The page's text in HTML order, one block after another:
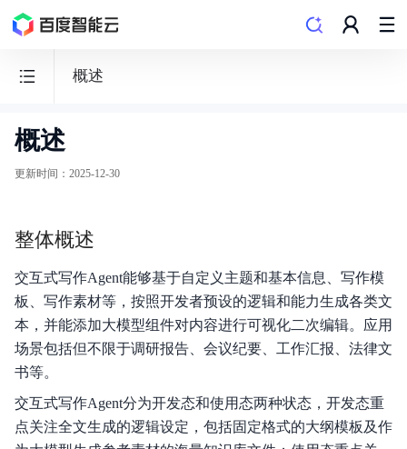
概述
百
度
·
模
型
服
务
及
Agent
开
概述
更新时间 ： 2025-12-30
整体概述
交互式写作Agent能够基于自定义主题和基本信息、写作模
板、写作素材等，按照开发者预设的逻辑和能力生成各类文
本，并能添加大模型组件对内容进行可视化二次编辑。应用
场景包括但不限于调研报告、会议纪要、工作汇报、法律文
书等。
交互式写作Agent分为开发态和使用态两种状态，开发态重
点关注全文生成的逻辑设定，包括固定格式的大纲模板及作